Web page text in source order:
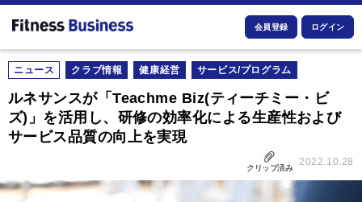
会員登録 ログイン
ニュース クラブ情報 健康経営 サービス/プログラム
ルネサンスが「Teachme Biz(ティーチミー・ビ
ズ)」を活用し、研修の効率化による生産性および
サービス品質の向上を実現
クリップ済み
2022.10.28